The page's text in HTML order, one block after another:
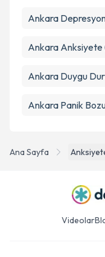
Ana Sayfa
Ankara
Ankara Anksiyete
Ankara Duygu
Ankara Panik
Videolar